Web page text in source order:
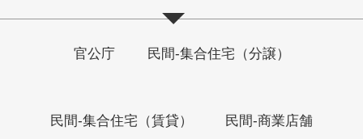
官公庁 民間‐集合住宅（分譲）
民間‐集合住宅（賃貸） 民間‐商業店舗